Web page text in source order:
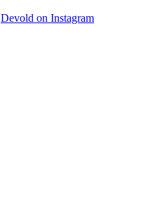
Devold on Instagram